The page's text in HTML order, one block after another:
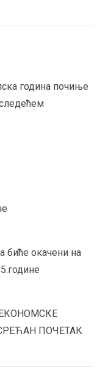
година почиње
биће окачени на
ПОЧЕТАК